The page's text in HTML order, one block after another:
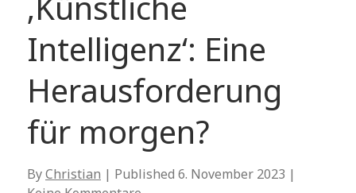
Intelligenz‘: Eine
Herausforderung
für morgen?
ByChristian | Published 6. November 2023 |